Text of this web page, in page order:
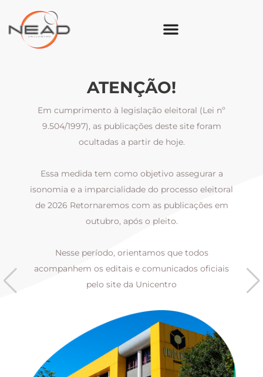
ATENÇÃO!
Em cumprimento à legislação eleitoral (Lei nº
9.504/1997), as publicações deste site foram
ocultadas a partir de hoje.
Essa medida tem como objetivo assegurar a
isonomia e a imparcialidade do processo eleitoral
de 2026 Retornaremos com as publicações em
outubro, após o pleito.
Nesse período, orientamos que todos
acompanhem os editais e comunicados oficiais
pelo site da Unicentro